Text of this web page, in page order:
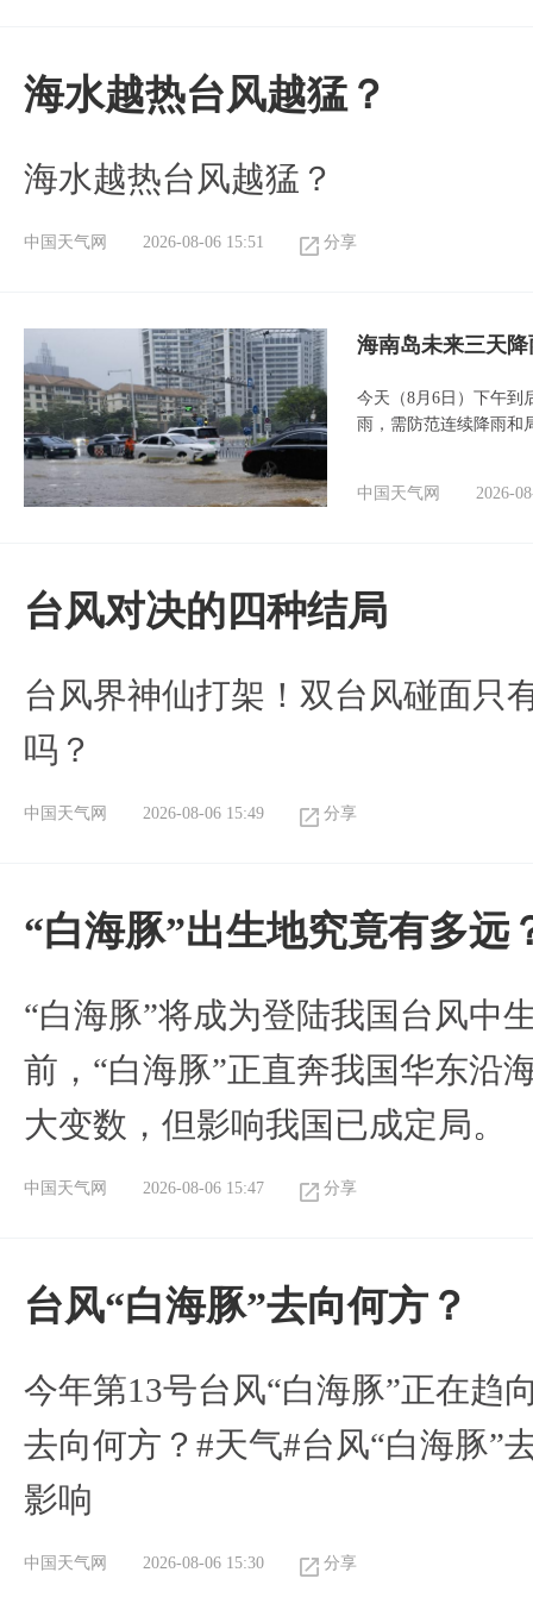
海水越热台风越猛？
海水越热台风越猛？
中国天气网 2026-08-06 15:51 分享
海南岛未来三天
今天（8月6日）下午到
雨，需防范连续降雨和
中国天气网 2026-
台风对决的四种结局
台风界神仙打架！双台风碰面只
吗？
中国天气网 2026-08-06 15:49 分享
“白海豚”出生地究竟有多远
“白海豚”将成为登陆我国台风中
前，“白海豚”正直奔我国华东沿
大变数，但影响我国已成定局。
中国天气网 2026-08-06 15:47 分享
台风“白海豚”去向何方？
今年第13号台风“白海豚”正在趋
去向何方？#天气#台风“白海豚”
影响
中国天气网 2026-08-06 15:30 分享